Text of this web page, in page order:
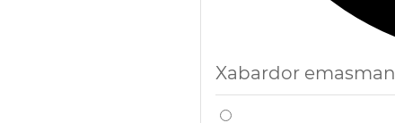
Xabardor emasman